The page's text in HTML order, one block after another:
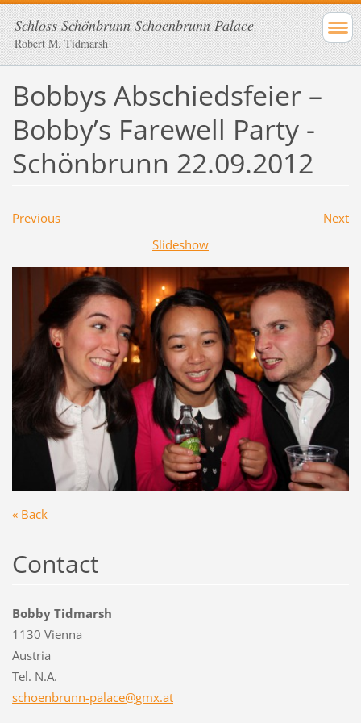
Schloss Schönbrunn Schoenbrunn Palace
Robert M. Tidmarsh
Bobbys Abschiedsfeier –
Bobby’s Farewell Party -
Schönbrunn 22.09.2012
Previous
Next
Slideshow
« Back
Contact
Bobby Tidmarsh
1130 Vienna
Austria
Tel. N.A.
schoenbrunn-palace@gmx.at